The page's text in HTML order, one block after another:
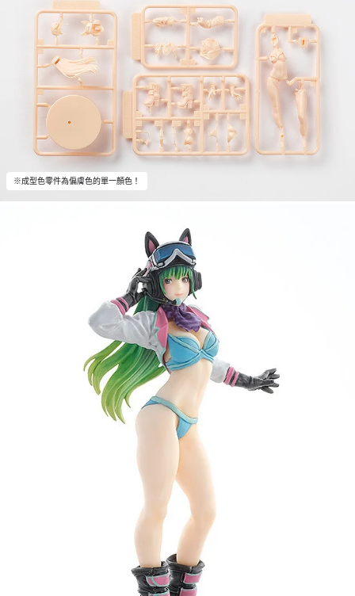
※成型色零件為偏膚色的單一顏色！